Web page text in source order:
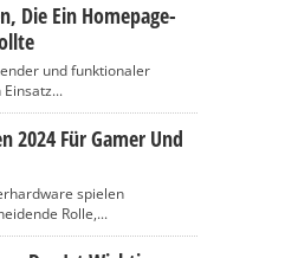
Die Ein Homepage-
und funktionaler
2024 Für Gamer Und
spielen
Rolle,...